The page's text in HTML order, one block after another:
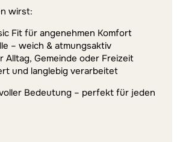
wirst:
Fit für angenehmen Komfort
– weich & atmungsaktiv
Alltag, Gemeinde oder Freizeit
und langlebig verarbeitet
Bedeutung – perfekt für jeden